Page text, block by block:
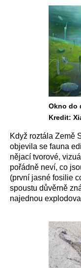
Okno do
Kredit:
Když roztála Země
objevila se fauna
nějací tvorové,
pořádně neví, co
(první jasné fosilie
spoustu důvěrně
najednou